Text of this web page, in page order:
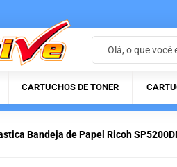
CARTUCHOS DE TONER
Bandeja de Papel Ricoh